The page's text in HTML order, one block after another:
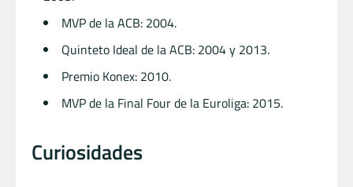
MVP de la ACB: 2004.
Quinteto Ideal de la ACB: 2004 y 2013.
Premio Konex: 2010.
MVP de la Final Four de la Euroliga: 2015.
Curiosidades